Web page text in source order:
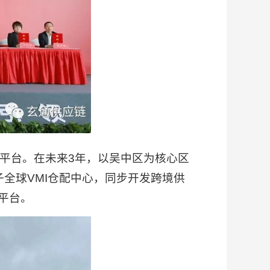
。在未来3年，以吴中区为核心区
球VMI仓配中心，同步开发跨境供
台。